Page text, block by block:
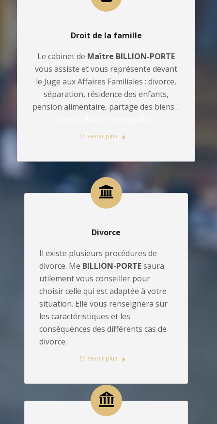
Droit de la famille
Le cabinet de Maître BILLION-PORTE
vous assiste et vous représente devant
le Juge aux Affaires Familiales : divorce,
séparation, résidence des enfants,
pension alimentaire, partage des biens…
En savoir plus
Divorce
Il existe plusieurs procédures de
divorce. Me BILLION-PORTEsaura
utilement vous conseiller pour
choisir celle qui est adaptée à votre
situation. Elle vous renseignera sur
les caractéristiques et les
conséquences des différents cas de
divorce.
En savoir plus